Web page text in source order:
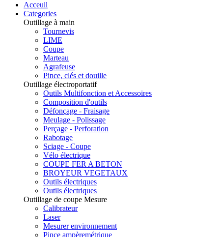
Acceuil
Categories
Outillage à main
Tournevis
LIME
Coupe
Marteau
Agrafeuse
Pince, clés et douille
Outillage électroportatif
Outils Multifonction et Accessoires
Composition d'outils
Défonçage - Fraisage
Meulage - Polissage
Perçage - Perforation
Rabotage
Sciage - Coupe
Vélo électrique
COUPE FER A BETON
BROYEUR VEGETAUX
Outils électriques
Outils électriques
Outillage de coupe Mesure
Calibrateur
Laser
Mesurer environnement
Pince ampèremétrique